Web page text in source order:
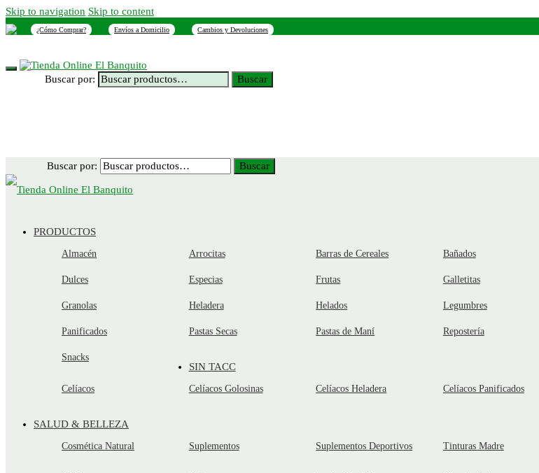
Skip to navigation Skip to content
¿Cómo Comprar? Envíos a Domicilio Cambios y Devoluciones
Buscar por: Buscar
Buscar por: Buscar
PRODUCTOS
Almacén Arrocitas Barras de Cereales Bañados
Dulces Especias Frutas Galletitas
Granolas Heladera Helados Legumbres
Panificados Pastas Secas Pastas de Maní Repostería
Snacks
SIN TACC
Celíacos Celíacos Golosinas Celíacos Heladera Celíacos Panificados
SALUD & BELLEZA
Cosmética Natural Suplementos Suplementos Deportivos Tinturas Madre